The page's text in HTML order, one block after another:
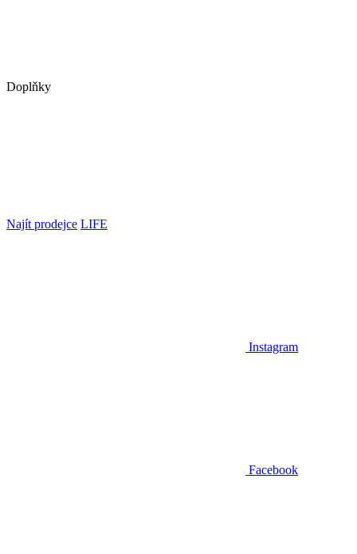
Doplňky
Najít prodejce LIFE
Instagram
Facebook